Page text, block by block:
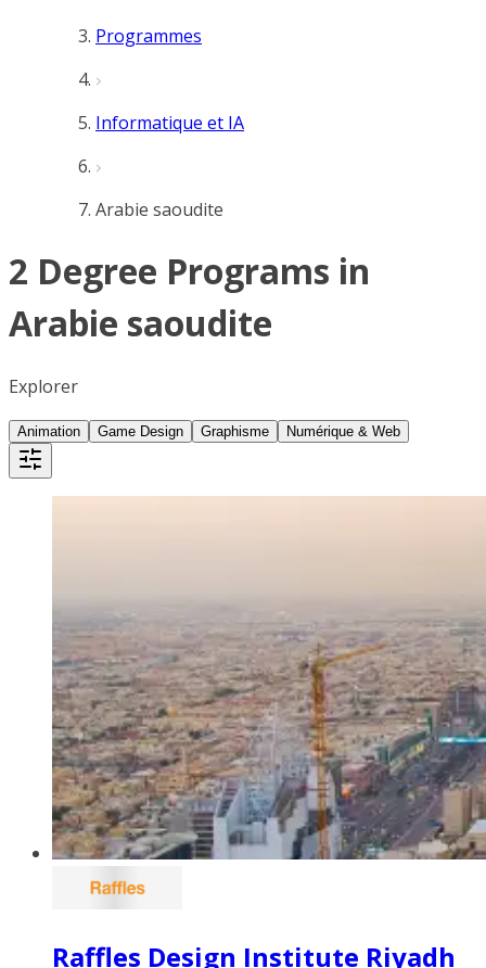
Programmes
Informatique et IA
Arabie saoudite
2 Degree Programs in
Arabie saoudite
Explorer
Animation Game Design Graphisme Numérique & Web
Raffles Design Institute Riyadh